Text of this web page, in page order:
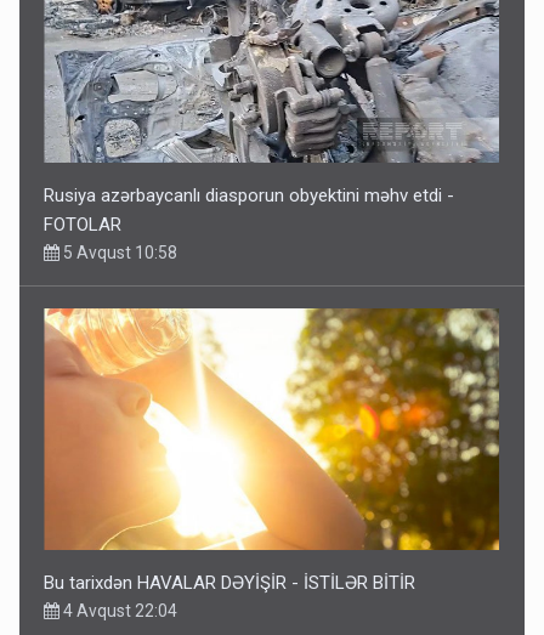
Rusiya azərbaycanlı diasporun obyektini məhv etdi -
FOTOLAR
5 Avqust 10:58
Bu tarixdən HAVALAR DƏYİŞİR - İSTİLƏR BİTİR
4 Avqust 22:04